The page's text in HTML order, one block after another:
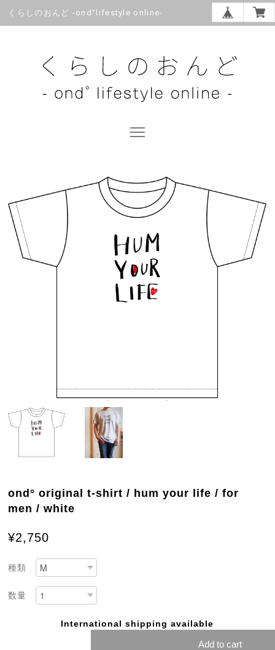
くらしのおんど -ond°lifestyle online-
ond° original t-shirt / hum your life / for
men / white
¥2,750
種類
数量
International shipping available
Add to cart